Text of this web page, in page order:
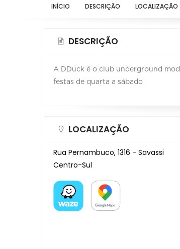
INÍCIO DESCRIÇÃO LOCALIZAÇÃO
DESCRIÇÃO
A DDuck é o club underground
festas de quarta a sábado
LOCALIZAÇÃO
Rua Pernambuco, 1316 - Savassi
Centro-Sul